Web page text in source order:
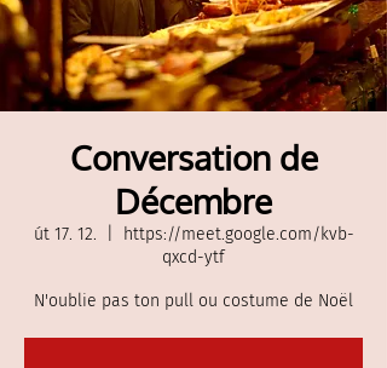
Conversation de
Décembre
út 17. 12.
https://meet.google.com/kvb-
qxcd-ytf
N'oublie pas ton pull ou costume de Noël